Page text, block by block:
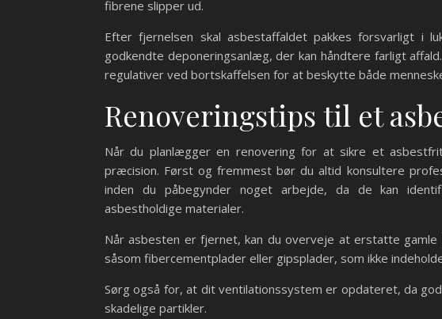
fibrene slipper ud.
Efter fjernelsen skal asbestaffaldet pakkes forsvarligt i
godkendte deponeringsanlæg, der kan håndtere farligt
regulativer ved bortskaffelsen for at beskytte både
Renoveringstips til et
Når du planlægger en renovering for at sikre et
præcision. Først og fremmest bør du altid konsultere
inden du påbegynder noget arbejde, da de kan
asbestholdige materialer.
Når asbesten er fjernet, kan du overveje at erstatte
såsom fibercementplader eller gipsplader, som ikke
Sørg også for, at dit ventilationssystem er opdateret, da
skadelige partikler.